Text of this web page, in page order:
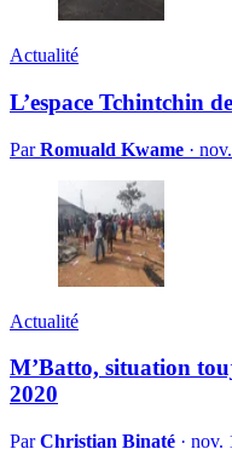
Actualité
L’espace Tchintchin
ParRomuald Kwame ·
Actualité
M’Batto, situation
2020
ParChristian Binaté · nov.